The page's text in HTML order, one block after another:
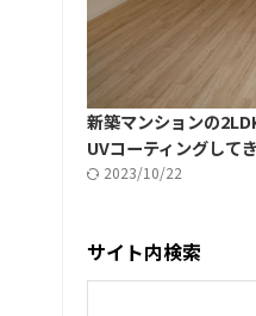
新築マンションの
UVコーティングして
2023/10/22
サイト内検索